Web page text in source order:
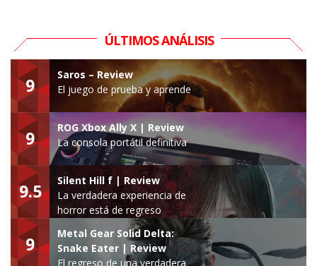
ÚLTIMOS ANÁLISIS
9
Saros – Review
El juego de prueba y aprende
9
ROG Xbox Ally X | Review
La consola portátil definitiva
9.5
Silent Hill f | Review
La verdadera experiencia de
horror está de regreso
9
Metal Gear Solid Delta:
Snake Eater | Review
El regreso de una verdadera